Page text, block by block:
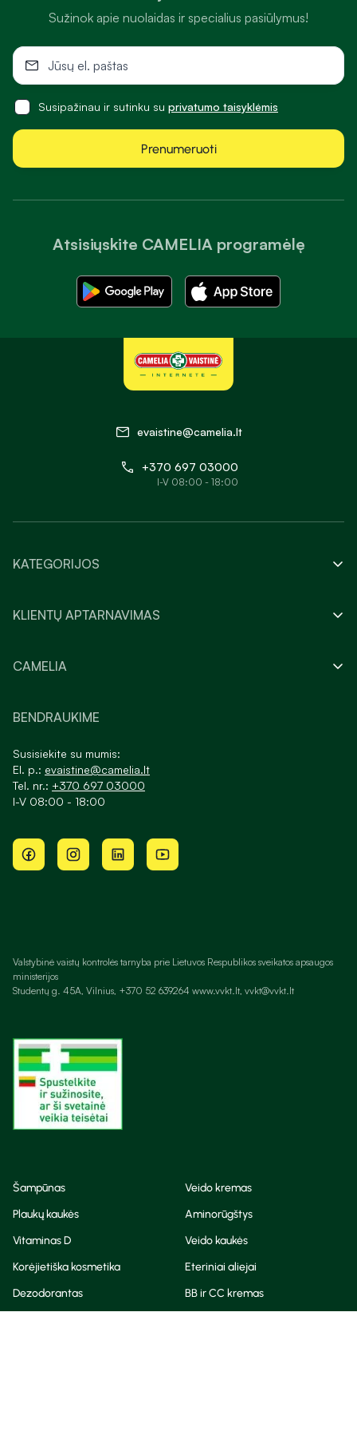
Atsisiųskite CAMELIA programėlę
Sužinok apie nuolaidas ir specialius pasiūlymus!
Susipažinau ir sutinku su privatumo taisyklėmis
Prenumeruoti
evaistine@camelia.lt
+370 697 03000
I-V 08:00 - 18:00
KATEGORIJOS
KLIENTŲ APTARNAVIMAS
CAMELIA
BENDRAUKIME
Susisiekite su mumis:
El. p.: evaistine@camelia.lt
Tel. nr.: +370 697 03000
I-V 08:00 - 18:00
Valstybinė vaistų kontrolės tarnyba prie Lietuvos Respublikos sveikatos apsaugos
ministerijos
Studentų g. 45A, Vilnius, +370 52 639264 www.vvkt.lt, vvkt@vvkt.lt
Šampūnas
Veido kremas
Plaukų kaukės
Aminorūgštys
Vitaminas D
Veido kaukės
Korėjietiška kosmetika
Eteriniai aliejai
Dezodorantas
BB ir CC kremas